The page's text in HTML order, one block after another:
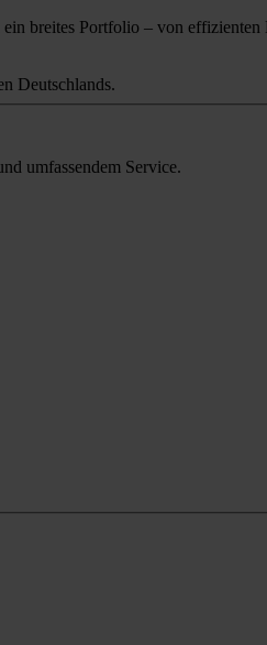
breites Portfolio – von
Deutschlands.
umfassendem Service.